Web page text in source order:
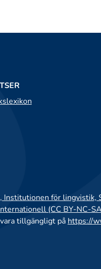
Institutionen för lingvistik,
(CC BY-NC-
tillgängligt på https://